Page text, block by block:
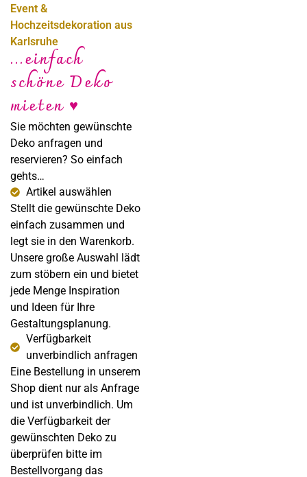
Event &
Hochzeitsdekoration aus
Karlsruhe
...einfach
schöne Deko
mieten ♥
Sie möchten gewünschte
Deko anfragen und
reservieren? So einfach
gehts…
Artikel auswählen
Stellt die gewünschte Deko
einfach zusammen und
legt sie in den Warenkorb.
Unsere große Auswahl lädt
zum stöbern ein und bietet
jede Menge Inspiration
und Ideen für Ihre
Gestaltungsplanung.
Verfügbarkeit
unverbindlich anfragen
Eine Bestellung in unserem
Shop dient nur als Anfrage
und ist unverbindlich. Um
die Verfügbarkeit der
gewünschten Deko zu
überprüfen bitte im
Bestellvorgang das